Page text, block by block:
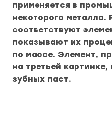
применяется в
некоторого металла.
соответствуют
показывают их
по массе. Элемент,
на третьей картинке,
зубных паст.